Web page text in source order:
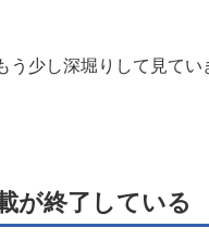
う少し深堀りして見てい
が終了している